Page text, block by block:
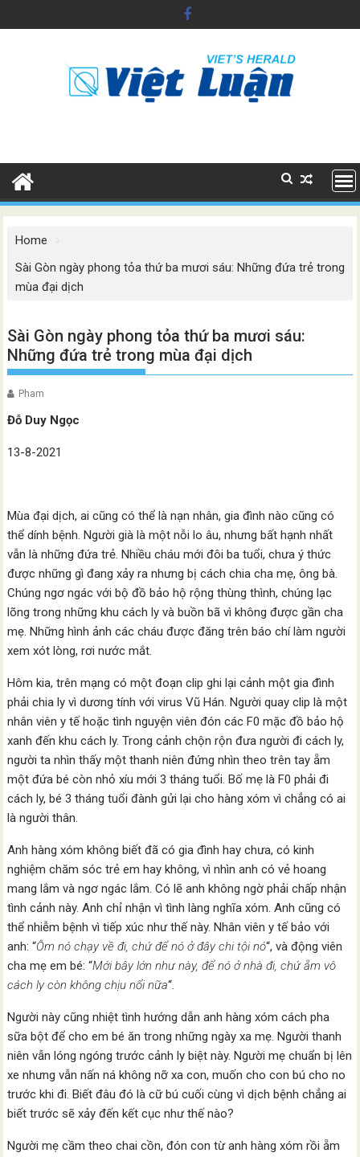
to
Home
Sài Gòn ngày phong tỏa thứ ba mươi sáu: Những đứa trẻ trong
mùa đại dịch
Sài Gòn ngày phong tỏa thứ ba mươi sáu:
Những đứa trẻ trong mùa đại dịch
Pham
Đỗ Duy Ngọc
13-8-2021
Mùa đại dịch, ai cũng có thể là nạn nhân, gia đình nào cũng có
thể dính bệnh. Người già là một nỗi lo âu, nhưng bất hạnh nhất
vẫn là những đứa trẻ. Nhiều cháu mới đôi ba tuổi, chưa ý thức
được những gì đang xảy ra nhưng bị cách chia cha mẹ, ông bà.
Chúng ngơ ngác với bộ đồ bảo hộ rộng thùng thình, chúng lạc
lõng trong những khu cách ly và buồn bã vì không được gần cha
mẹ. Những hình ảnh các cháu được đăng trên báo chí làm người
xem xót lòng, rơi nước mắt.
Hôm kia, trên mạng có một đoạn clip ghi lại cảnh một gia đình
phải chia ly vì dương tính với virus Vũ Hán. Người quay clip là một
nhân viên y tế hoặc tình nguyện viên đón các F0 mặc đồ bảo hộ
xanh đến khu cách ly. Trong cảnh chộn rộn đưa người đi cách ly,
người ta nhìn thấy một thanh niên đứng nhìn theo trên tay ẵm
một đứa bé còn nhỏ xíu mới 3 tháng tuổi. Bố mẹ là F0 phải đi
cách ly, bé 3 tháng tuổi đành gửi lại cho hàng xóm vì chẳng có ai
là người thân.
Anh hàng xóm không biết đã có gia đình hay chưa, có kinh
nghiệm chăm sóc trẻ em hay không, vì nhìn anh có vẻ hoang
mang lắm và ngơ ngác lắm. Có lẽ anh không ngờ phải chấp nhận
tình cảnh này. Anh chỉ nhận vì tình làng nghĩa xóm. Anh cũng có
thể nhiễm bệnh vì tiếp xúc như thế này. Nhân viên y tế bảo với
anh: “Ôm nó chạy về đi, chứ để nó ở đây chi tội nó“, và động viên
cha mẹ em bé: “Mới bây lớn như này, để nó ở nhà đi, chứ ẵm vô
cách ly còn không chịu nổi nữa“.
Người này cũng nhiệt tình hướng dẫn anh hàng xóm cách pha
sữa bột để cho em bé ăn trong những ngày xa mẹ. Người thanh
niên vẫn lóng ngóng trước cảnh ly biệt này. Người mẹ chuẩn bị lên
xe nhưng vẫn nấn ná không nỡ xa con, muốn cho con bú cho no
trước khi đi. Biết đâu đó là cữ bú cuối cùng vì dịch bệnh chẳng ai
biết trước sẽ xảy đến kết cục như thế nào?
Người mẹ cầm theo chai cồn, đón con từ anh hàng xóm rồi ẵm